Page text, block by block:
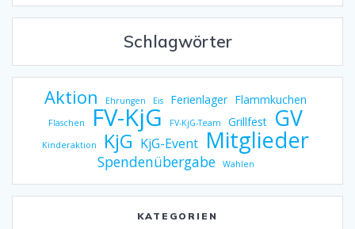
Schlagwörter
Aktion Ehrungen Eis Ferienlager Flammkuchen
Flaschen FV-KjG FV-KjG-Team Grillfest GV
Kinderaktion KjG KjG-Event Mitglieder
Spendenübergabe Wahlen
KATEGORIEN